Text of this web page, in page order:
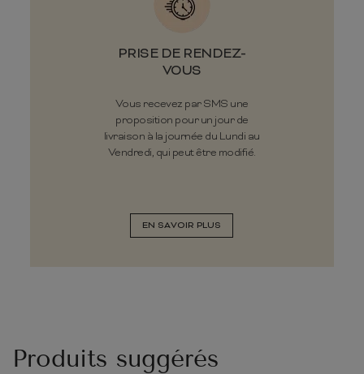
PRISE DE RENDEZ-
VOUS
Vous recevez par SMS une
proposition pour un jour de
livraison à la journée du Lundi au
Vendredi, qui peut être modifié.
EN SAVOIR PLUS
Produits suggérés